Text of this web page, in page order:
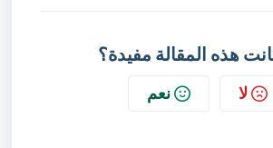
هذه المقالة مفيدة؟
لا نعم